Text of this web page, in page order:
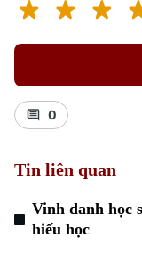
0
Tin liên quan
Vinh danh học
hiếu học